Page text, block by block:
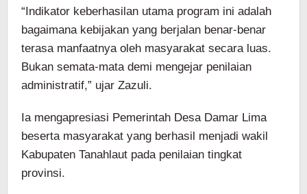
“Indikator keberhasilan utama program ini adalah
bagaimana kebijakan yang berjalan benar-benar
terasa manfaatnya oleh masyarakat secara luas.
Bukan semata-mata demi mengejar penilaian
administratif,” ujar Zazuli.
Ia mengapresiasi Pemerintah Desa Damar Lima
beserta masyarakat yang berhasil menjadi wakil
Kabupaten Tanahlaut pada penilaian tingkat
provinsi.